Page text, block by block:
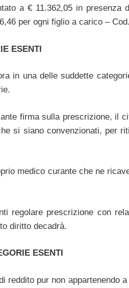
a € 11.362,05 in presenza
per ogni figlio a carico –
ESENTI
in una delle suddette
firma sulla prescrizione, il
si siano convenzionati, per
medico curante che ne
regolare prescrizione con
diritto decadrà.
ESENTI
reddito pur non appartenendo